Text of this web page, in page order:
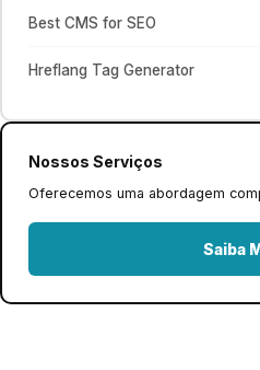
Best CMS for SEO
Hreflang Tag Generator
Nossos Serviços
Oferecemos uma abordagem
Saiba